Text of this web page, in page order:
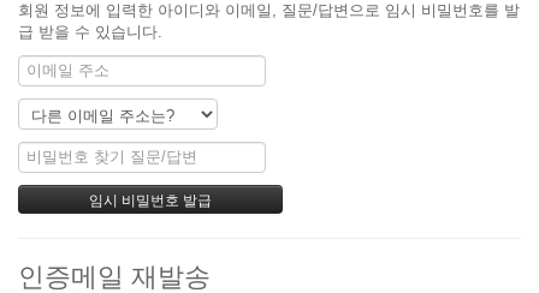
회원 정보에 입력한 아이디와 이메일, 질문/답변으로 임시 비밀번호를 발
급 받을 수 있습니다.
인증메일 재발송